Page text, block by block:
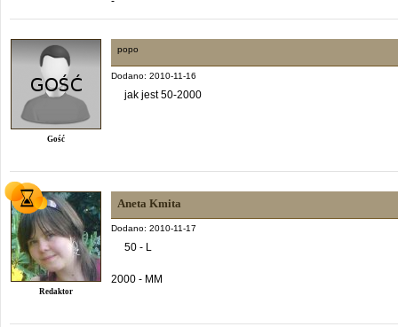
Gość
popo
Dodano: 2010-11-16
jak jest 50-2000
Redaktor
Aneta Kmita
Dodano: 2010-11-17
50 - L
2000 - MM